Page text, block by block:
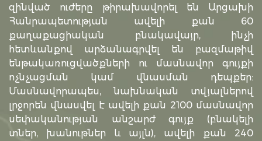
զինված ուժերը թիրախավորել են Արցախի
Հանրապետության ավելի քան 60
քաղաքացիական բնակավայր, ինչի
հետևանքով արձանագրվել են բազմաթիվ
ենթակառուցվածքների ու մասնավոր գույքի
ոչնչացման կամ վնասման դեպքեր:
Մասնավորապես, նախնական տվյալներով
լրջորեն վնասվել է ավելի քան 2100 մասնավոր
սեփականության անշարժ գույք (բնակելի
տներ, խանութներ և այլն), ավելի քան 240